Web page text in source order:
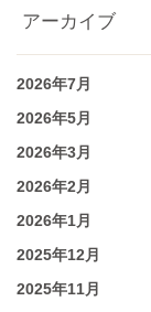
アーカイブ
2026年7月
2026年5月
2026年3月
2026年2月
2026年1月
2025年12月
2025年11月